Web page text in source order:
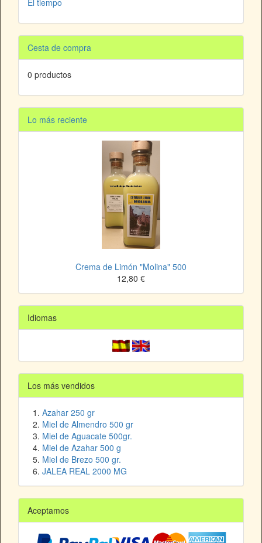
El tiempo
Cesta de compra
0 productos
Lo más reciente
Crema de Limón "Molina" 500
12,80 €
Idiomas
Los más vendidos
Azahar 250 gr
Miel de Almendro 500 gr
Miel de Aguacate 500gr.
Miel de Azahar 500 g
Miel de Brezo 500 gr.
JALEA REAL 2000 MG
Aceptamos